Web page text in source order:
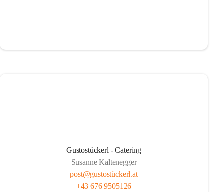
Gustostückerl - Catering
Susanne Kaltenegger
post@gustostückerl.at
+43 676 9505126